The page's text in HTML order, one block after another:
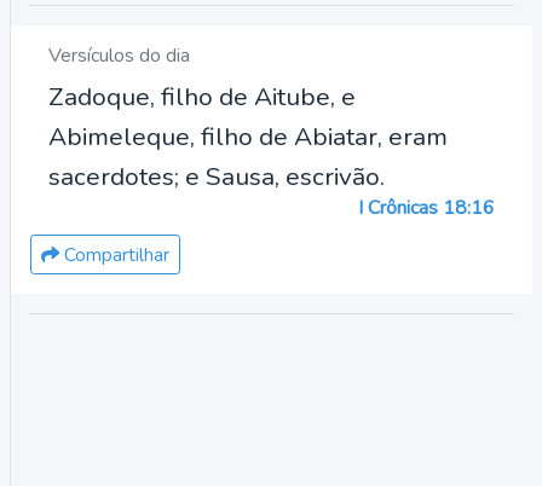
Versículos do dia
Zadoque, filho de Aitube, e
Abimeleque, filho de Abiatar, eram
sacerdotes; e Sausa, escrivão.
I Crônicas 18:16
Compartilhar